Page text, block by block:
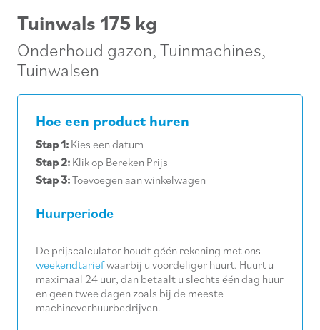
Tuinwals 175 kg
Onderhoud gazon,Tuinmachines,
Tuinwalsen
Hoe een product huren
Stap 1: Kies een datum
Stap 2: Klik op Bereken Prijs
Stap 3:Toevoegen aan winkelwagen
Huurperiode
De prijscalculator houdt géén rekening met ons
weekendtariefwaarbij u voordeliger huurt. Huurt u
maximaal 24 uur, dan betaalt u slechts één dag huur
en geen twee dagen zoals bij de meeste
machineverhuurbedrijven.